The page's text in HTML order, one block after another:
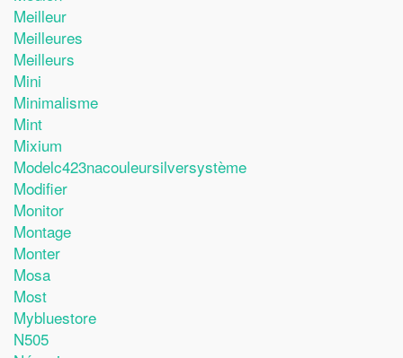
Meilleur
Meilleures
Meilleurs
Mini
Minimalisme
Mint
Mixium
Modelc423nacouleursilversystème
Modifier
Monitor
Montage
Monter
Mosa
Most
Mybluestore
N505